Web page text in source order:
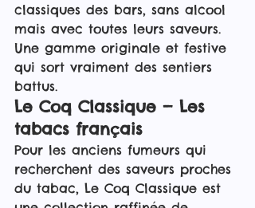
classiques des bars, sans alcool
mais avec toutes leurs saveurs.
Une gamme originale et festive
qui sort vraiment des sentiers
battus.
Le Coq Classique — Les
tabacs français
Pour les anciens fumeurs qui
recherchent des saveurs proches
du tabac, Le Coq Classique est